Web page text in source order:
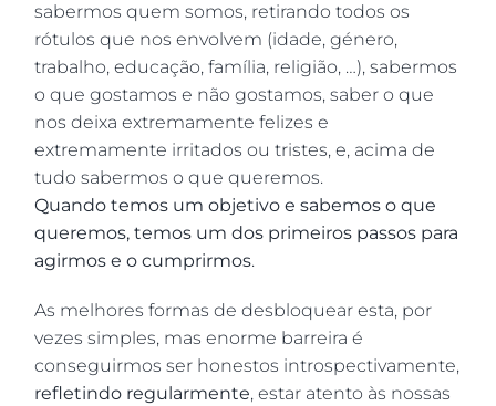
sabermos quem somos, retirando todos os
rótulos que nos envolvem (idade, género,
trabalho, educação, família, religião, …), sabermos
o que gostamos e não gostamos, saber o que
nos deixa extremamente felizes e
extremamente irritados ou tristes, e, acima de
tudo sabermos o que queremos.
Quando temos um objetivo e sabemos o que
queremos, temos um dos primeiros passos para
agirmos e o cumprirmos.
As melhores formas de desbloquear esta, por
vezes simples, mas enorme barreira é
conseguirmos ser honestos introspectivamente,
refletindo regularmente, estar atento às nossas